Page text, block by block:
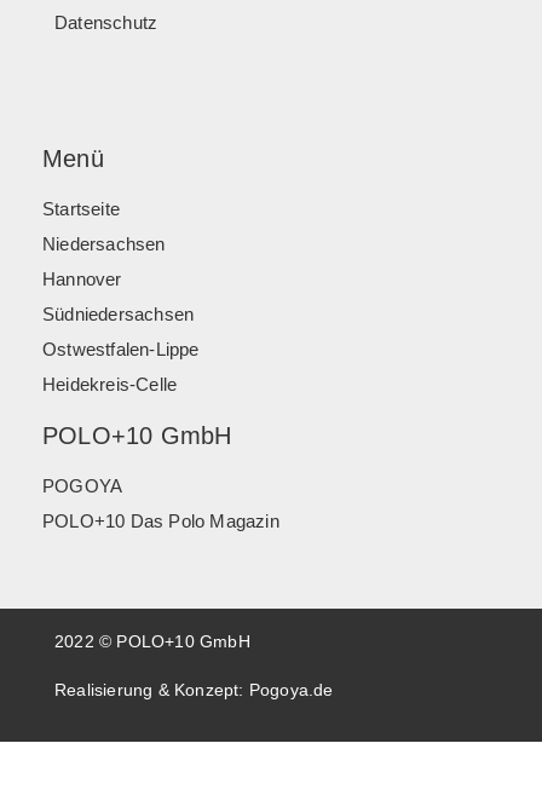
Datenschutz
Menü
Startseite
Niedersachsen
Hannover
Südniedersachsen
Ostwestfalen-Lippe
Heidekreis-Celle
POLO+10 GmbH
POGOYA
POLO+10 Das Polo Magazin
2022 © POLO+10 GmbH
Realisierung & Konzept: Pogoya.de